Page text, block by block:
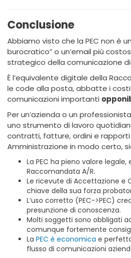
Conclusione
Abbiamo visto che la PEC non è
burocratico” o un’email più
strategico della comunicazione
È l’equivalente digitale della
le code alla posta, abbatte i
comunicazioni importanti
Per un’azienda o un
uno strumento di lavoro
contratti, fatture, ordini e rapporti
Amministrazione in modo certo,
La PEC ha pieno valore
Raccomandata A/R.
Le ricevute di Accettazione e
chiave della sua forza
L’uso corretto (PEC->PEC)
presunzione di conoscenza.
Molti soggetti sono obbligati
comunque fortemente
La PEC è economica e
flusso di comunicazioni